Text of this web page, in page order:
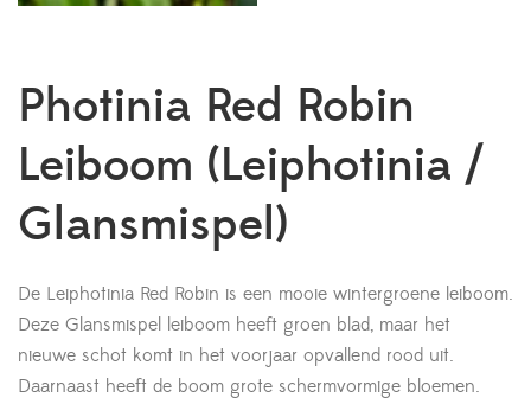
Photinia Red Robin
Leiboom (Leiphotinia /
Glansmispel)
De Leiphotinia Red Robin is een mooie wintergroene leiboom.
Deze Glansmispel leiboom heeft groen blad, maar het
nieuwe schot komt in het voorjaar opvallend rood uit.
Daarnaast heeft de boom grote schermvormige bloemen.